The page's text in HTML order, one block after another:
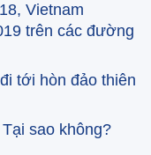
Vietnam
trên các đường
tới hòn đảo thiên
sao không?